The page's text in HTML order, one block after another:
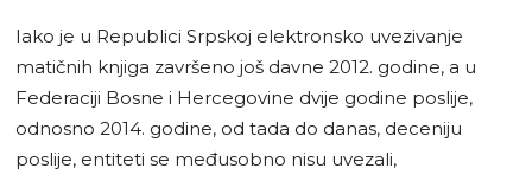
Iako je u Republici Srpskoj elektronsko uvezivanje
matičnih knjiga završeno još davne 2012. godine, a u
Federaciji Bosne i Hercegovine dvije godine poslije,
odnosno 2014. godine, od tada do danas, deceniju
poslije, entiteti se međusobno nisu uvezali,